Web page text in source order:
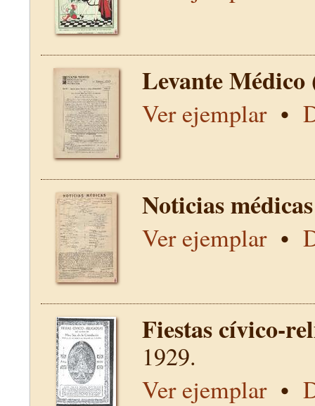
Levante
Ver ejemplar•
Noticias
Ver ejemplar•
Fiestas cívico-
1929.
Ver ejemplar•